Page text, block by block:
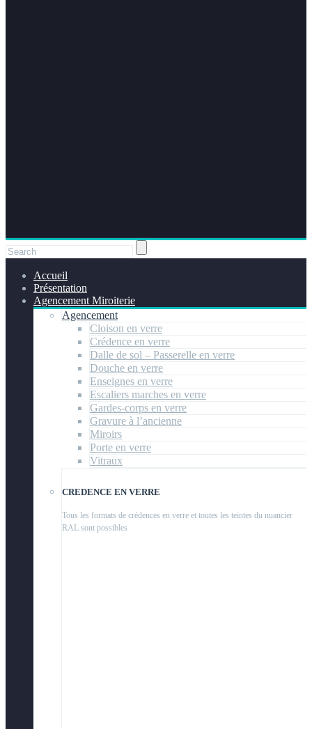
Accueil
Présentation
Agencement Miroiterie
Agencement
Cloison en verre
Crédence en verre
Dalle de sol – Passerelle en verre
Douche en verre
Enseignes en verre
Escaliers marches en verre
Gardes-corps en verre
Gravure à l’ancienne
Miroirs
Porte en verre
Vitraux
CREDENCE EN VERRE
Tous les formats de crédences en verre et toutes les teintes du nuancier
RAL sont possibles